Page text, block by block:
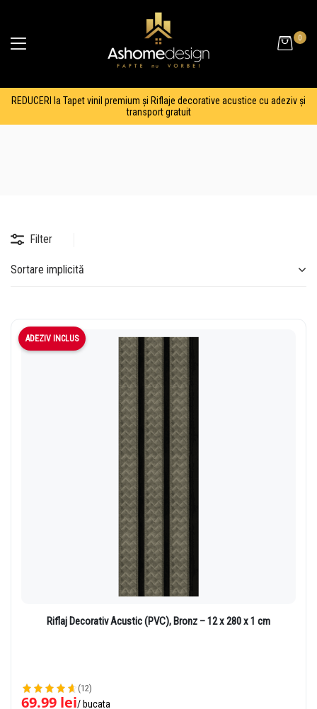
0
REDUCERI la Tapet vinil premium și Riflaje decorative acustice cu adeziv și
transport gratuit
Filter
Sortare implicită
ADEZIV INCLUS
Riflaj Decorativ Acustic (PVC), Bronz – 12 x 280 x 1 cm
(12)
69.99 lei/ bucata